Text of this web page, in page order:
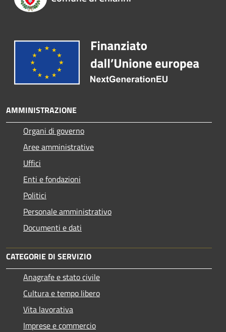
AMMINISTRAZIONE
Organi di governo
Aree amministrative
Uffici
Enti e fondazioni
Politici
Personale amministrativo
Documenti e dati
CATEGORIE DI SERVIZIO
Anagrafe e stato civile
Cultura e tempo libero
Vita lavorativa
Imprese e commercio